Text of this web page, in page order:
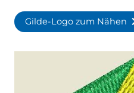
Gilde-Logo zum Nähen